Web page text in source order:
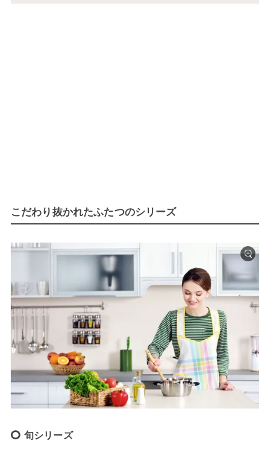
こだわり抜かれたふたつのシリーズ
旬シリーズ